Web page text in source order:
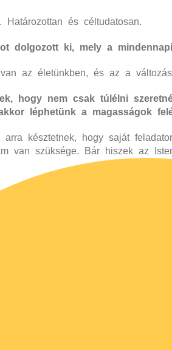
és céltudatosan.
dolgozott ki, mely a
az életünkben, és az a
hogy nem csak túlélni
léphetünk a magasságok
arra késztetnek, hogy saját
van szüksége. Bár hiszek az